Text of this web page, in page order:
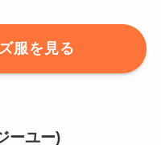
服を見る
ーユー)